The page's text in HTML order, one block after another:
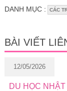
DANH MỤC : CÁC
BÀI VIẾT
12/05/2026
DU HỌC